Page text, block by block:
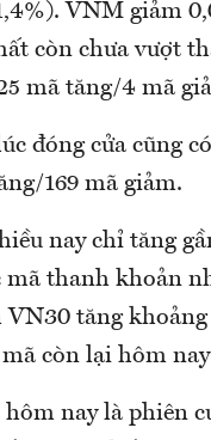
VNM giảm
còn chưa vượt
mã tăng/4 mã
đóng cửa cũng
169 mã giảm.
nay chỉ tăng
mã thanh khoản
tăng
mã còn lại hôm
nay là phiên